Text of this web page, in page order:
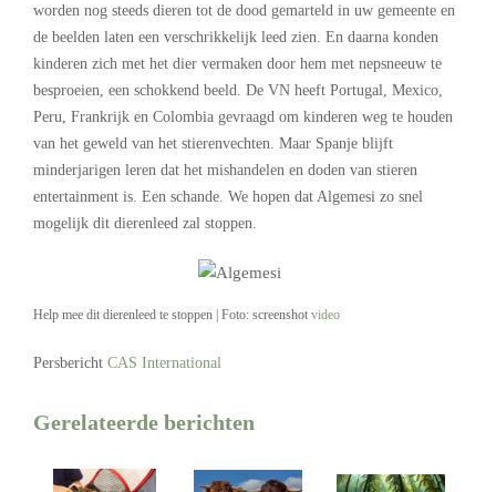
worden nog steeds dieren tot de dood gemarteld in uw gemeente en
de beelden laten een verschrikkelijk leed zien. En daarna konden
kinderen zich met het dier vermaken door hem met nepsneeuw te
besproeien, een schokkend beeld. De VN heeft Portugal, Mexico,
Peru, Frankrijk en Colombia gevraagd om kinderen weg te houden
van het geweld van het stierenvechten. Maar Spanje blijft
minderjarigen leren dat het mishandelen en doden van stieren
entertainment is. Een schande. We hopen dat Algemesi zo snel
mogelijk dit dierenleed zal stoppen.
Help mee dit dierenleed te stoppen | Foto: screenshot video
Persbericht CAS International
Gerelateerde berichten